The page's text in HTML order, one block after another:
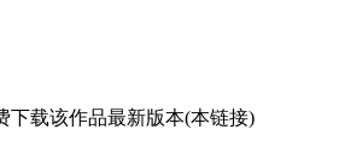
下载该作品最新版本(本链接)